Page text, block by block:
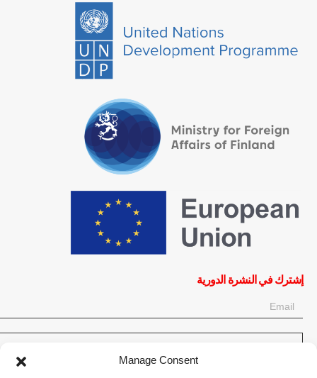
Manage Consent
إشترك في النشرة الدورية